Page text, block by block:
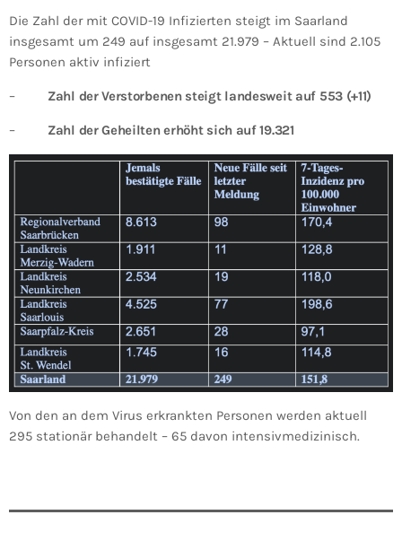
Die Zahl der mit COVID-19 Infizierten steigt im Saarland
insgesamt um 249 auf insgesamt 21.979 – Aktuell sind 2.105
Personen aktiv infiziert
– Zahl der Verstorbenen steigt landesweit auf 553 (+11)
– Zahl der Geheilten erhöht sich auf 19.321
Von den an dem Virus erkrankten Personen werden aktuell
295 stationär behandelt – 65 davon intensivmedizinisch.